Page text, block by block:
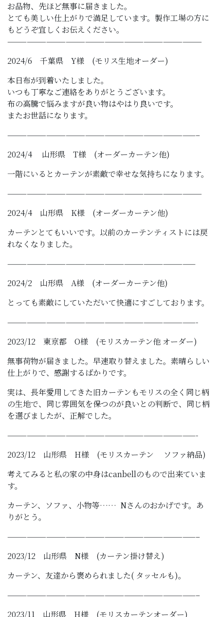
お品物、先ほど無事に届きました。
とても美しい仕上がりで満足しています。製作工場の方に
もどうぞ宜しくお伝えください。
——————————————————————————————
2024/6 千葉県 Y様 (モリス生地オーダー)
本日布が到着いたしました。
いつも丁寧なご連絡をありがとうございます。
布の高騰で悩みますが良い物はやはり良いです。
またお世話になります。
—————————————————————————————–
2024/4 山形県 T様 (オーダーカーテン他)
一階にいるとカーテンが素敵で幸せな気持ちになります。
——————————————————————————————
2024/4 山形県 K様 (オーダーカーテン他)
カーテンとてもいいです。以前のカーテンティストには戻
れなくなりました。
—————————————————————————————
2024/2 山形県 A様 (オーダーカーテン他)
とっても素敵にしていただいて快適にすごしております。
—————————————————————————————-
2023/12 東京都 O様 (モリスカーテン他 オーダー)
無事荷物が届きました。早速取り替えました。素晴らしい
仕上がりで、感謝するばかりです。
実は、長年愛用してきた旧カーテンもモリスの全く同じ柄
の生地で、同じ雰囲気を保つのが良いとの判断で、同じ柄
を選びましたが、正解でした。
—————————————————————————————-
2023/12 山形県 H様 (モリスカーテン ソファ納品)
考えてみると私の家の中身はcanbellのもので出来ていま
す。
カーテン、ソファ、小物等…… Nさんのおかげです。あ
りがとう。
—————————————————————————————–
2023/12 山形県 N様 (カーテン掛け替え)
カーテン、友達から褒められました( タッセルも)。
—————————————————————————————–
2023/11 山形県 H様 (モリスカーテンオーダー)